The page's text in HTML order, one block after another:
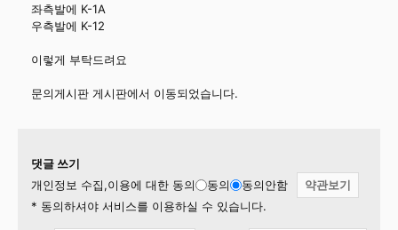
좌측발에 K-1A
우측발에 K-12
이렇게 부탁드려요
문의게시판 게시판에서 이동되었습니다.
댓글 쓰기
개인정보 수집,이용에 대한 동의
동의 동의안함
약관보기
* 동의하셔야 서비스를 이용하실 수 있습니다.